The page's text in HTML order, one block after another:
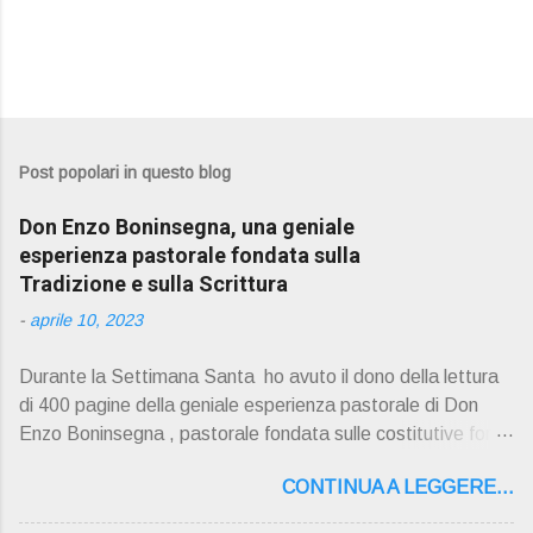
Post popolari in questo blog
Don Enzo Boninsegna, una geniale
esperienza pastorale fondata sulla
Tradizione e sulla Scrittura
- aprile 10, 2023
Durante la Settimana Santa ho avuto il dono della lettura
di 400 pagine della geniale esperienza pastorale di Don
Enzo Boninsegna , pastorale fondata sulle costitutive fon ti
Dio giunta in continuit à ecclesiale a noi per mezzo di Gesù,
degli Apostoli e dei loro successori . Io don Gino Oliosi v
CONTINUA A LEGGERE...